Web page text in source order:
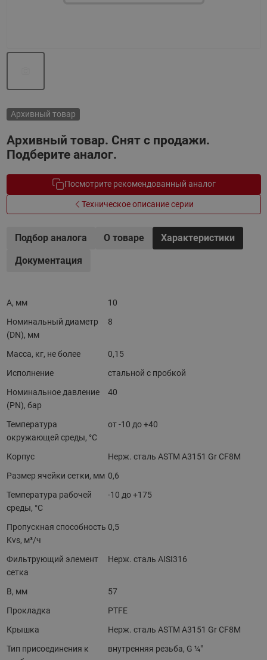
Архивный товар
Архивный товар. Снят с продажи.
Подберите аналог.
Посмотрите рекомендованный аналог
Техническое описание серии
Подбор аналога О товаре
Характеристики
Документация
A, мм
10
Номинальный диаметр
(DN), мм
8
Масса, кг, не более
0,15
Исполнение
стальной с пробкой
Номинальное давление
(PN), бар
40
Температура
окружающей среды, °С
от -10 до +40
Корпус
Нерж. сталь ASTM А3151 Gr CF8M
Размер ячейки сетки, мм 0,6
Температура рабочей
среды, °С
-10 до +175
Пропускная способность
Kvs, м³/ч
0,5
Фильтрующий элемент
сетка
Нерж. сталь AISI316
B, мм
57
Прокладка
PTFE
Крышка
Нерж. сталь ASTM А3151 Gr CF8M
Тип присоединения к
внутренняя резьба, G ¼"